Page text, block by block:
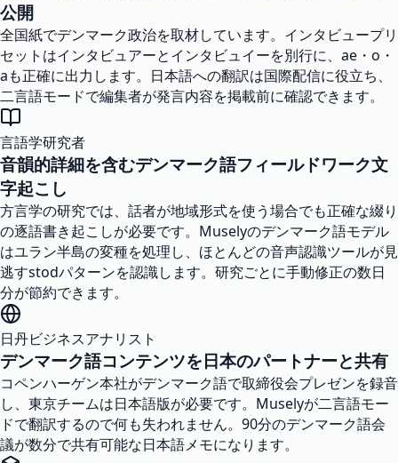
公開
全国紙でデンマーク政治を取材しています。インタビュープリ
セットはインタビュアーとインタビュイーを別行に、ae・o・
aも正確に出力します。日本語への翻訳は国際配信に役立ち、
二言語モードで編集者が発言内容を掲載前に確認できます。
言語学研究者
音韻的詳細を含むデンマーク語フィールドワーク文
字起こし
方言学の研究では、話者が地域形式を使う場合でも正確な綴り
の逐語書き起こしが必要です。Muselyのデンマーク語モデル
はユラン半島の変種を処理し、ほとんどの音声認識ツールが見
逃すstodパターンを認識します。研究ごとに手動修正の数日
分が節約できます。
日丹ビジネスアナリスト
デンマーク語コンテンツを日本のパートナーと共有
コペンハーゲン本社がデンマーク語で取締役会プレゼンを録音
し、東京チームは日本語版が必要です。Muselyが二言語モー
ドで翻訳するので何も失われません。90分のデンマーク語会
議が数分で共有可能な日本語メモになります。